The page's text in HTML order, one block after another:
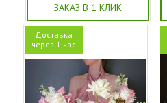
ЗАКАЗ В 1 КЛИК
Доставка
через 1 час